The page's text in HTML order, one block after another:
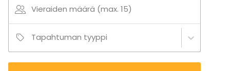
Vieraiden määrä (max. 15)
Tapahtuman tyyppi